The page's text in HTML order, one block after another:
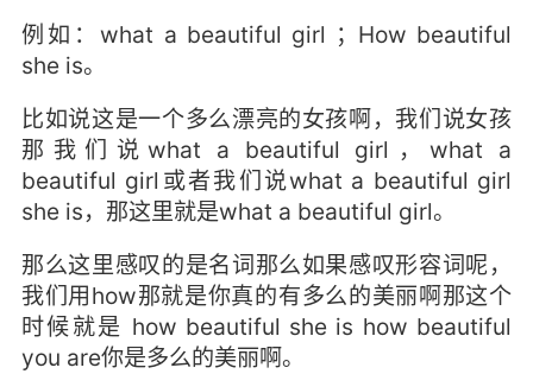
例如：what a beautiful girl ；How beautiful
she is。
比如说这是一个多么漂亮的女孩啊，我们说女孩
那我们说what a beautiful girl，what a
beautiful girl或者我们说what a beautiful girl
she is，那这里就是what a beautiful girl。
那么这里感叹的是名词那么如果感叹形容词呢，
我们用how那就是你真的有多么的美丽啊那这个
时候就是 how beautiful she is how beautiful
you are你是多么的美丽啊。